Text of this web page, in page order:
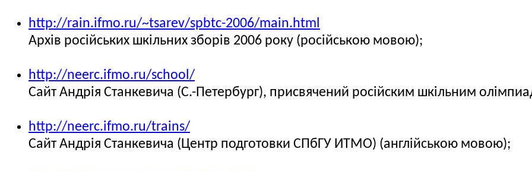
http://rain.ifmo.ru/~tsarev/spbtc-2006/main.html
Архів російських шкільних зборів 2006 року (російською мовою);
http://neerc.ifmo.ru/school/
Сайт Андрія Станкевича (С.-Петербург), присвячений російским шкільним
http://neerc.ifmo.ru/trains/
Сайт Андрія Станкевича (Центр подготовки СПбГУ ИТМО) (англійською мовою);